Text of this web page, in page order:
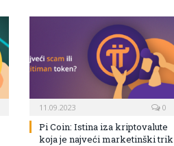
11.09.2023 0
Pi Coin: Istina iza kriptovalute
koja je najveći marketinški trik